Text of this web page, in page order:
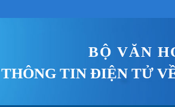
BỘ VĂN
TIN ĐIỆN TỬ